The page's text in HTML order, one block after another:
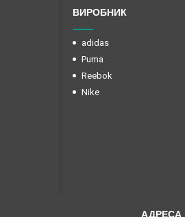
ВИРОБНИК
adidas
Puma
Reebok
Nike